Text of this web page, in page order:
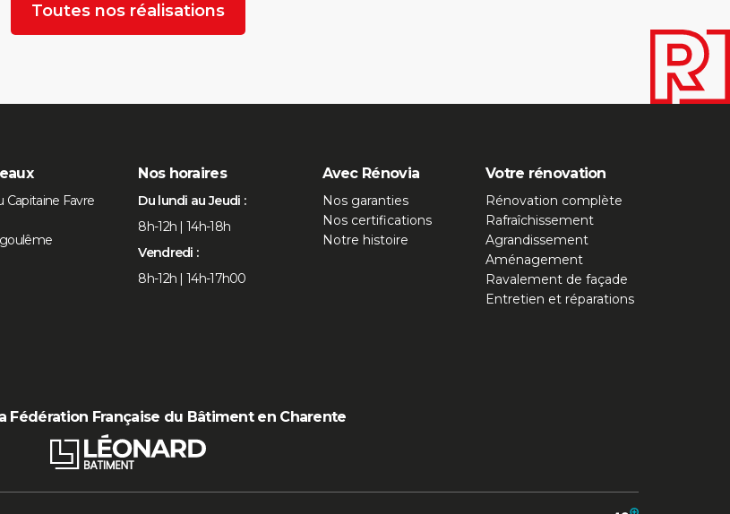
Toutes nos réalisations
Capitaine Favre
Nos horaires
Du lundi au Jeudi :
8h-12h | 14h-18h
Vendredi :
8h-12h | 14h-17h00
Avec Rénovia
Nos garanties
Nos certifications
Notre histoire
Votre rénovation
Rénovation complète
Rafraîchissement
Agrandissement
Aménagement
Ravalement de façade
Entretien et réparations
Fédération Française du Bâtiment en Charente